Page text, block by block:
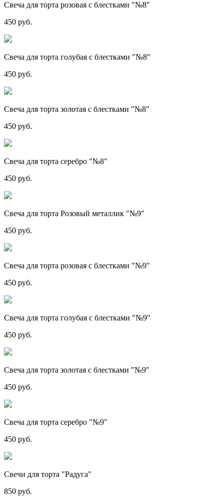
Свеча для торта розовая с блестками "№8"
450 руб.
Свеча для торта голубая с блестками "№8"
450 руб.
Свеча для торта золотая с блестками "№8"
450 руб.
Свеча для торта серебро "№8"
450 руб.
Свеча для торта Розовый металлик "№9"
450 руб.
Свеча для торта розовая с блестками "№9"
450 руб.
Свеча для торта голубая с блестками "№9"
450 руб.
Свеча для торта золотая с блестками "№9"
450 руб.
Свеча для торта серебро "№9"
450 руб.
Свечи для торта "Радуга"
850 руб.